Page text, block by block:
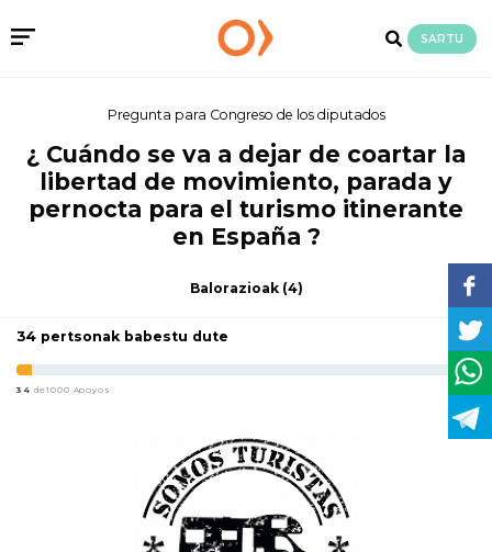
SARTU
Pregunta para Congreso de los diputados
¿ Cuándo se va a dejar de coartar la
libertad de movimiento, parada y
pernocta para el turismo itinerante
en España ?
Balorazioak (4)
34 pertsonak babestu dute
34 de1000 Apoyos